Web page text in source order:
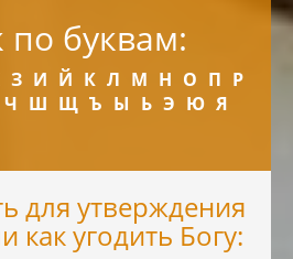
по буквам:
З И Й К Л М Н О П Р
Ч Ш Щ Ъ Ы Ь Э Ю Я
для утверждения
как угодить Богу: